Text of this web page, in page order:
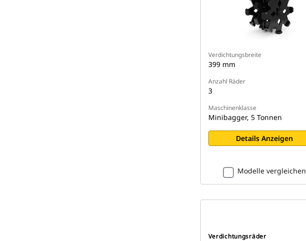
Verdichtungsbreite
399 mm
Anzahl Räder
3
Maschinenklasse
Minibagger, 5 Tonnen
Details Anzeigen
Modelle vergleichen
Verdichtungsräder